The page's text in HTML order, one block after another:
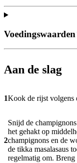
Aan de slag
1Kook de rijst volgens
2
Snijd de
het gehakt op
champignons en de
de tikka masalasaus
regelmatig om. Breng
Voedingswaarden